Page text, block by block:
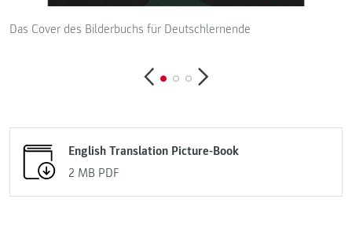
Das Cover des Bilderbuchs für Deutschlernende
English Translation Picture-Book
2 MB PDF